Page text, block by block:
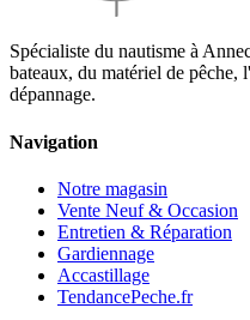
Spécialiste du nautisme à
bateaux, du matériel de pêche,
dépannage.
Navigation
Notre magasin
Vente Neuf & Occasion
Entretien & Réparation
Gardiennage
Accastillage
TendancePeche.fr